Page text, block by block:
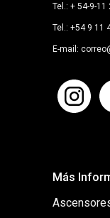
Tel.: + 54-9-11
Tel.: +54 9 11
E-mail:
Más